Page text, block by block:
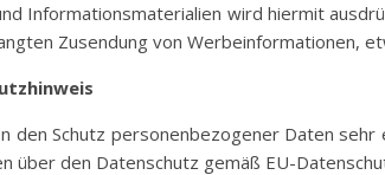
Informationsmaterialien wird hiermit
Zusendung von Werbeinformationen,
den Schutz personenbezogener Daten
über den Datenschutz gemäß EU-